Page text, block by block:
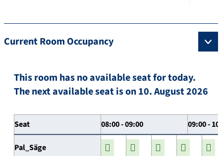
Current Room Occupancy
This room has no available seat for today.
The next available seat is on 10. August 2026
Seat 08:00 - 09:00 09:00 -
Pal_Säge